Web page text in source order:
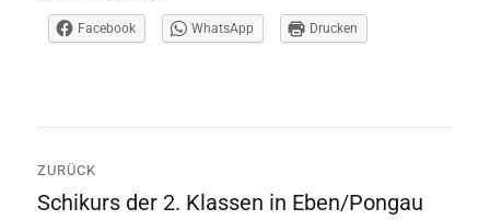
Facebook WhatsApp Drucken
Navigation
ZURÜCK
Vorheriger
Schikurs der 2. Klassen in Eben/Pongau